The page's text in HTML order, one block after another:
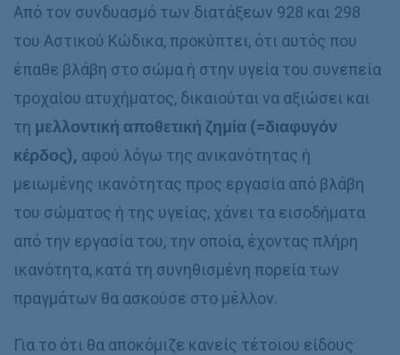
Από τον συνδυασμό των διατάξεων 928 και 298
του Αστικού Κώδικα, προκύπτει, ότι αυτός που
έπαθε βλάβη στο σώμα ή στην υγεία του συνεπεία
τροχαίου ατυχήματος, δικαιούται να αξιώσει και
τη μελλοντική αποθετική ζημία (=διαφυγόν
κέρδος), αφού λόγω της ανικανότητας ή
μειωμένης ικανότητας προς εργασία από βλάβη
του σώματος ή της υγείας, χάνει τα εισοδήματα
από την εργασία του, την οποία, έχοντας πλήρη
ικανότητα, κατά τη συνηθισμένη πορεία των
πραγμάτων θα ασκούσε στο μέλλον.
Για το ότι θα αποκόμιζε κανείς τέτοιου είδους